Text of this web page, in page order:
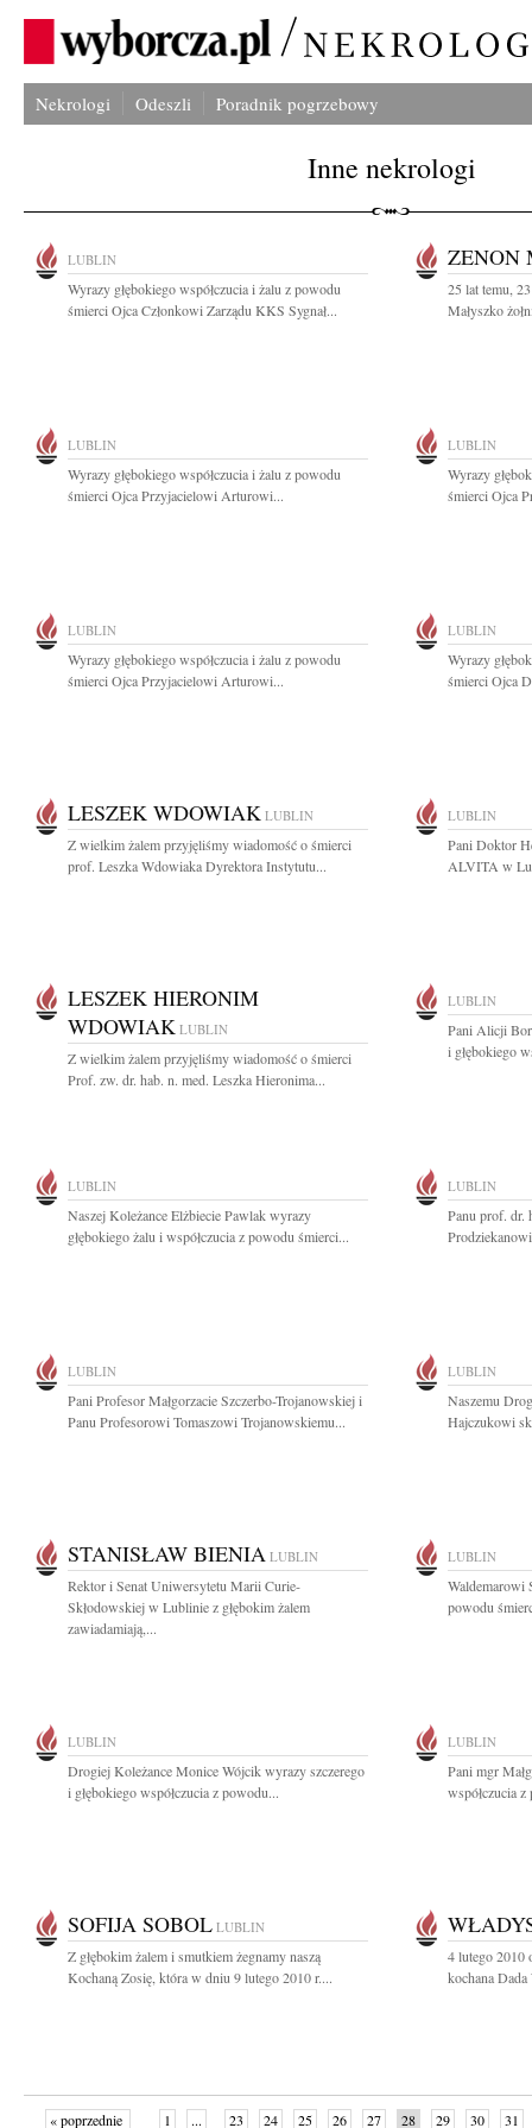
Nekrologi Odeszli Poradnik pogrzebowy
Inne nekrologi
LUBLIN
Wyrazy głębokiego współczucia i żalu z powodu
śmierci Ojca Członkowi Zarządu KKS Sygnał...
ZENON
25 lat temu,
Małyszko
LUBLIN
Wyrazy głębokiego współczucia i żalu z powodu
śmierci Ojca Przyjacielowi Arturowi...
LUBLIN
Wyrazy
śmierci Ojca
LUBLIN
Wyrazy głębokiego współczucia i żalu z powodu
śmierci Ojca Przyjacielowi Arturowi...
LUBLIN
Wyrazy
śmierci Ojca
LESZEK WDOWIAK LUBLIN
Z wielkim żalem przyjęliśmy wiadomość o śmierci
prof. Leszka Wdowiaka Dyrektora Instytutu...
LUBLIN
Pani Doktor
ALVITA w
LESZEK HIERONIM
WDOWIAK LUBLIN
Z wielkim żalem przyjęliśmy wiadomość o śmierci
Prof. zw. dr. hab. n. med. Leszka Hieronima...
LUBLIN
Pani Alicji
i głębokiego
LUBLIN
Naszej Koleżance Elżbiecie Pawlak wyrazy
głębokiego żalu i współczucia z powodu śmierci...
LUBLIN
Panu prof. dr.
LUBLIN
Pani Profesor Małgorzacie Szczerbo-Trojanowskiej i
Panu Profesorowi Tomaszowi Trojanowskiemu...
LUBLIN
Naszemu
Hajczukowi
STANISŁAW BIENIA LUBLIN
Rektor i Senat Uniwersytetu Marii Curie-
Skłodowskiej w Lublinie z głębokim żalem
zawiadamiają,...
LUBLIN
Waldemarowi
powodu
LUBLIN
Drogiej Koleżance Monice Wójcik wyrazy szczerego
i głębokiego współczucia z powodu...
LUBLIN
Pani mgr
współczucia
SOFIJA SOBOL LUBLIN
Z głębokim żalem i smutkiem żegnamy naszą
Kochaną Zosię, która w dniu 9 lutego 2010 r....
4 lutego 2010
kochana Dada
« poprzednie 1 ... 23 24 25 26 27 28 29 30 31